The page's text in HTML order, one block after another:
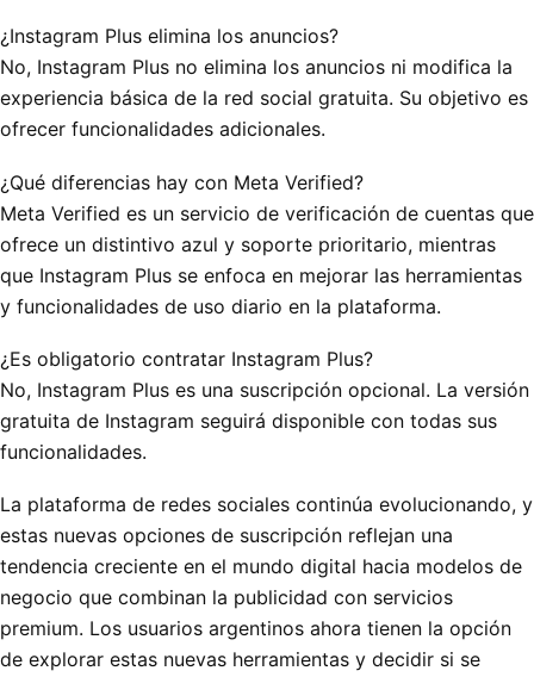
¿Instagram Plus elimina los anuncios?
No, Instagram Plus no elimina los anuncios ni modifica la
experiencia básica de la red social gratuita. Su objetivo es
ofrecer funcionalidades adicionales.
¿Qué diferencias hay con Meta Verified?
Meta Verified es un servicio de verificación de cuentas que
ofrece un distintivo azul y soporte prioritario, mientras
que Instagram Plus se enfoca en mejorar las herramientas
y funcionalidades de uso diario en la plataforma.
¿Es obligatorio contratar Instagram Plus?
No, Instagram Plus es una suscripción opcional. La versión
gratuita de Instagram seguirá disponible con todas sus
funcionalidades.
La plataforma de redes sociales continúa evolucionando, y
estas nuevas opciones de suscripción reflejan una
tendencia creciente en el mundo digital hacia modelos de
negocio que combinan la publicidad con servicios
premium. Los usuarios argentinos ahora tienen la opción
de explorar estas nuevas herramientas y decidir si se